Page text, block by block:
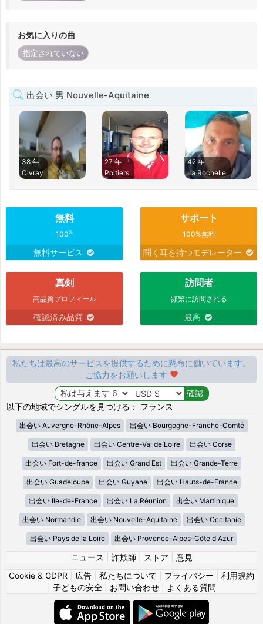
お気に入りの曲
指定されていない
出会い 男 Nouvelle-Aquitaine
38 年
Civray
27 年
Poitiers
42 年
La Rochelle
無料
100%
無料サービス
サポート
100%無料
聞く耳を持つモデレーター
真剣
高品質プロフィール
確認済み品質
訪問者
頻繁に訪問される
最高
私たちは最高のサービスを提供するために懸命に働いています。
ご協力をお願いします
以下の地域でシングルを見つける： フランス
出会い Auvergne-Rhône-Alpes 出会い Bourgogne-Franche-Comté
出会い Bretagne 出会い Centre-Val de Loire 出会い Corse
出会い Fort-de-france 出会い Grand Est 出会い Grande-Terre
出会い Guadeloupe 出会い Guyane 出会い Hauts-de-France
出会い Île-de-France 出会い La Réunion 出会い Martinique
出会い Normandie 出会い Nouvelle-Aquitaine 出会い Occitanie
出会い Pays de la Loire 出会い Provence-Alpes-Côte d Azur
ニュース 詐欺師 ストア
意見
Cookie & GDPR
広告 私たちについて プライバシー
利用規約
子どもの安全| お問い合わせ| よくある質問